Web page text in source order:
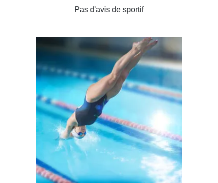
Pas d'avis de sportif